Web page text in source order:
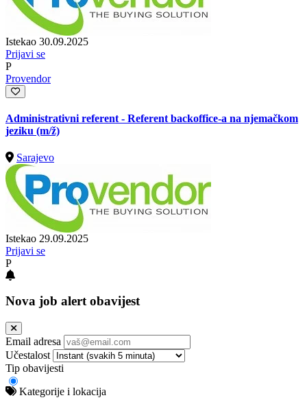
Istekao 30.09.2025
Prijavi se
P
Provendor
Administrativni referent - Referent backoffice-a na njemačkom
jeziku (m/ž)
Sarajevo
Istekao 29.09.2025
Prijavi se
P
Nova job alert obavijest
Email adresa
Učestalost
Tip obavijesti
Kategorije i lokacija